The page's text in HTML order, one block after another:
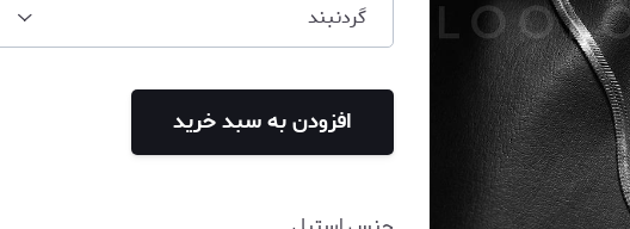
گردنبند
افزودن به سبد خرید